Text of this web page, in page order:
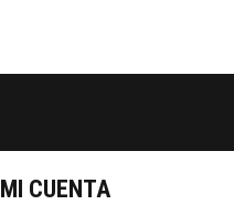
MI CUENTA